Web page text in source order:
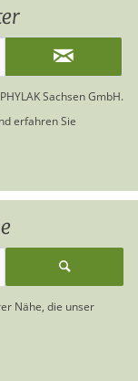
Sachsen GmbH.
erfahren Sie
Nähe, die unser